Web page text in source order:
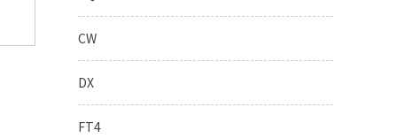
CW
DX
FT4